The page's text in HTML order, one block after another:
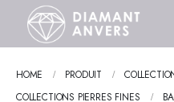
HOME PRODUIT
COLLECTIONS PIERRES FINES